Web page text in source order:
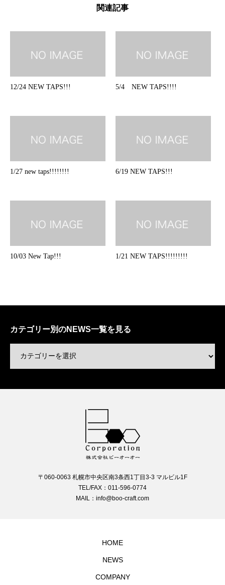
関連記事
12/24 NEW TAPS!!! 5/4 NEW TAPS!!!!
1/27 new taps!!!!!!!! 6/19 NEW TAPS!!!
10/03 New Tap!!! 1/21 NEW TAPS!!!!!!!!!
カテゴリー別のNEWS一覧を見る
〒060-0063 札幌市中央区南3条西1丁目3-3 マルビル1F
TEL/FAX：011-596-0774
MAIL：info@boo-craft.com
HOME
NEWS
COMPANY